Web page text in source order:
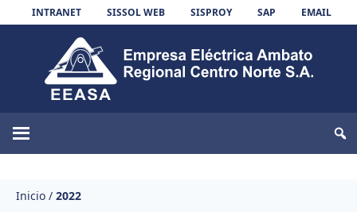
Skip to content
INTRANET SISSOL WEB SISPROY SAP EMAIL
EEASA
Inicio / 2022